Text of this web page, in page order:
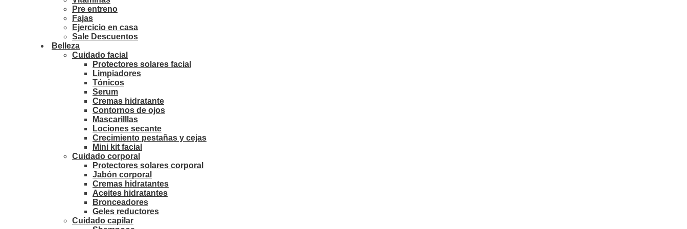
Pre entreno
Fajas
Ejercicio en casa
Sale Descuentos
Belleza
Cuidado facial
Protectores solares facial
Limpiadores
Tónicos
Serum
Cremas hidratante
Contornos de ojos
Mascarilllas
Lociones secante
Crecimiento pestañas y cejas
Mini kit facial
Cuidado corporal
Protectores solares corporal
Jabón corporal
Cremas hidratantes
Aceites hidratantes
Bronceadores
Geles reductores
Cuidado capilar